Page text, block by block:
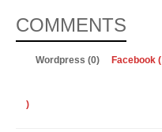
COMMENTS
Wordpress (0) Facebook (
)